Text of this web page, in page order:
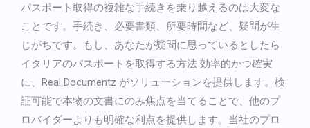
パスポート取得の複雑な手続きを乗り越えるのは大変な
ことです。手続き、必要書類、所要時間など、疑問が生
じがちです。もし、あなたが疑問に思っているとしたら
イタリアのパスポートを取得する方法 効率的かつ確実
に、Real Documentz がソリューションを提供します。検
証可能で本物の文書にのみ焦点を当てることで、他のプ
ロバイダーよりも明確な利点を提供します。当社のプロ